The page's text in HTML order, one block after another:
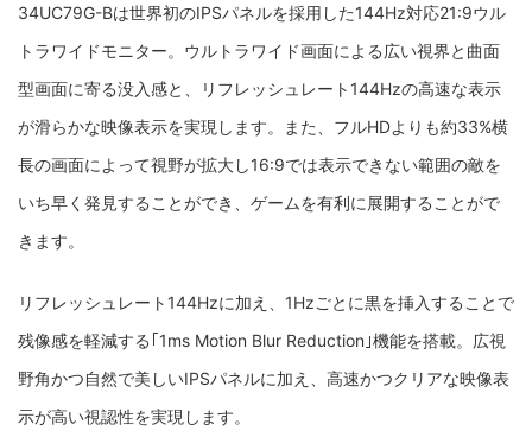
34UC79G-Bは世界初のIPSパネルを採用した144Hz対応21:9ウル
トラワイドモニター。ウルトラワイド画面による広い視界と曲面
型画面に寄る没入感と、リフレッシュレート144Hzの高速な表示
が滑らかな映像表示を実現します。また、フルHDよりも約33%横
長の画面によって視野が拡大し16:9では表示できない範囲の敵を
いち早く発見することができ、ゲームを有利に展開することがで
きます。
リフレッシュレート144Hzに加え、1Hzごとに黒を挿入することで
残像感を軽減する｢1ms Motion Blur Reduction｣機能を搭載。広視
野角かつ自然で美しいIPSパネルに加え、高速かつクリアな映像表
示が高い視認性を実現します。